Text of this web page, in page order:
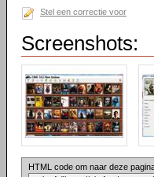
Stel een correctie voor
Screenshots:
HTML code om naar deze